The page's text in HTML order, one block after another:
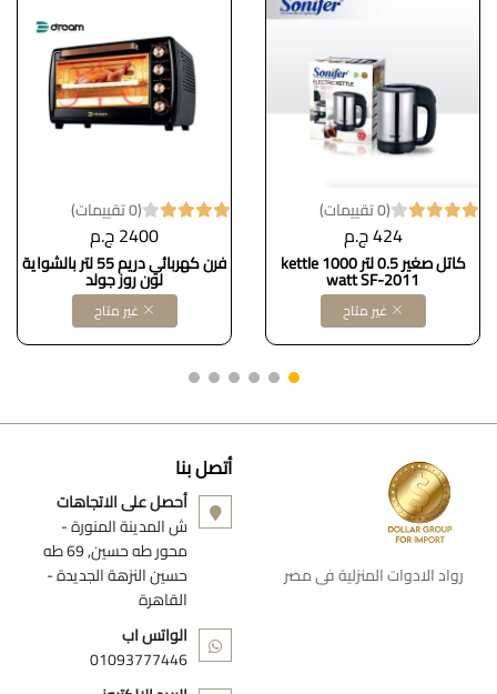
(0 تقييمات)
424 ج.م
كاتل صغير 0.5 لتر kettle 1000
watt SF-2011
غير متاح
(0 تقييمات)
2400 ج.م
فرن كهربائي دريم 55 لتر بالشواية
لون روز جولد
غير متاح
رواد الادوات المنزلية فى مصر
أتصل بنا
أحصل على الاتجاهات
ش المدينة المنورة -
محور طه حسين, 69 طه
حسين النزهة الجديدة -
القاهرة
الواتس اب
01093777446